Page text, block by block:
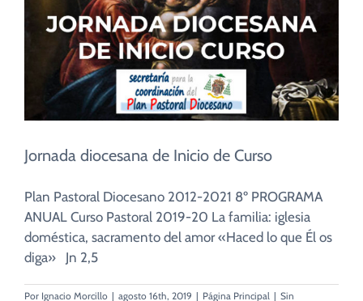
Jornada diocesana de Inicio de Curso
Plan Pastoral Diocesano 2012-2021 8º PROGRAMA
ANUAL Curso Pastoral 2019-20 La familia: iglesia
doméstica, sacramento del amor «Haced lo que Él os
diga» Jn 2,5
Por Ignacio Morcillo | agosto 16th, 2019 | Página Principal | Sin